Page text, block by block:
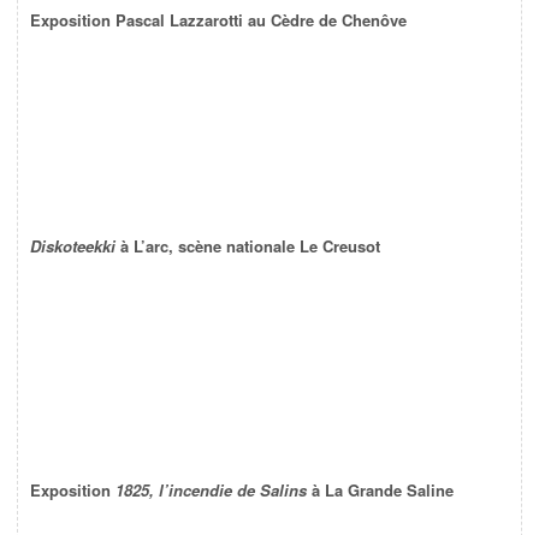
Exposition Pascal Lazzarotti au Cèdre de Chenôve
Diskoteekki à L’arc, scène nationale Le Creusot
Exposition 1825, l’incendie de Salins à La Grande Saline